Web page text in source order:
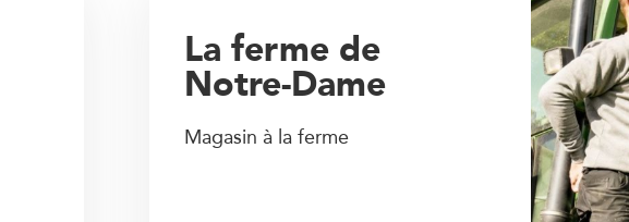
La ferme de
Notre-Dame
Magasin à la ferme